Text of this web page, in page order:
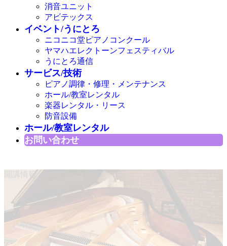
消音ユニット
アビテックス
イベント/うにとろ
ニコニコ堂ピアノコンクール
ヤマハエレクトーンフェスティバル
うにとろ通信
サービス/技術
ピアノ調律・修理・メンテナンス
ホール/教室レンタル
楽器レンタル・リース
防音設備
ホール/教室レンタル
お問い合わせ
開講情報